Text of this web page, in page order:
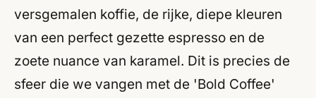
versgemalen koffie, de rijke, diepe kleuren
van een perfect gezette espresso en de
zoete nuance van karamel. Dit is precies de
sfeer die we vangen met de 'Bold Coffee'